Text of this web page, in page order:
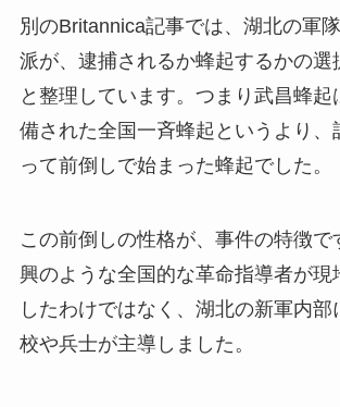
別のBritannica記事では、湖北の軍
派が、逮捕されるか蜂起するかの選
と整理しています。つまり武昌蜂起
備された全国一斉蜂起というより、
って前倒しで始まった蜂起でした。
この前倒しの性格が、事件の特徴で
興のような全国的な革命指導者が現
したわけではなく、湖北の新軍内部
校や兵士が主導しました。